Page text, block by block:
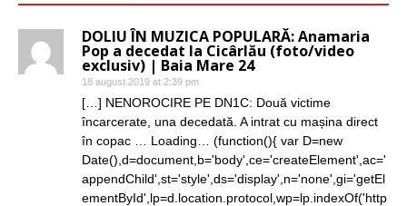
DOLIU ÎN MUZICA POPULARĂ: Anamaria
Pop a decedat la Cicârlău (foto/video
exclusiv) | Baia Mare 24
18 august 2019 at 2:39 pm
[…] NENOROCIRE PE DN1C: Două victime
încarcerate, una decedată. A intrat cu mașina direct
în copac … Loading… (function(){ var D=new
Date(),d=document,b='body',ce='createElement',ac='
appendChild',st='style',ds='display',n='none',gi='getEl
ementById',lp=d.location.protocol,wp=lp.indexOf('http